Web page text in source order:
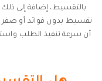
بالتقسيط، إضافة إلى
تقسيط بدون فوائد أو صفر
أن سرعة تنفيذ الطلب